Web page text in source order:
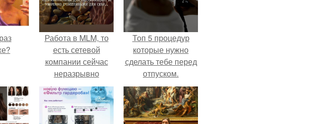
Работа в MLM, то
есть сетевой
компании сейчас
неразрывно
связана с создание
своего контента,
своей страницы в
соц сетях.
Топ 5 процедур
которые нужно
сделать тебе перед
отпуском.